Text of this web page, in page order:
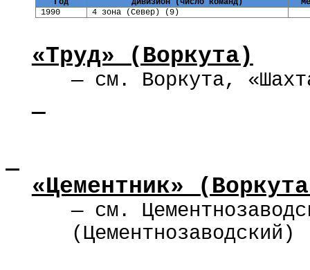
Год Дивизион (число команд)
1990
4 зона (Север) (9)
«Труд» (Воркута)
— см. Воркута,
«Цементник»
— см.
(Цементнозаводский )